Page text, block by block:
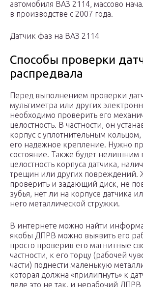
автомобиля ВАЗ 2114, массово
в производстве с 2007 года.
Датчик фаз на ВАЗ 2114
Способы проверки
распредвала
Перед выполнением проверки
мультиметра или других
необходимо проверить его
целостность. В частности, он
корпус с уплотнительным
его надежное крепление. Нужно
состояние. Также будет нелишним
целостность корпуса датчика,
трещин или других повреждений.
проверить и задающий диск, не
зубья, нет ли на корпусе датчика
него металлической стружки.
В интернете можно найти
якобы ДПРВ можно выявить его
просто проверив его магнитные
частности, к его торцу (рабочей
части) поднести маленькую
которая должна «прилипнуть» к
деле это не так, и нерабочий ДПРВ